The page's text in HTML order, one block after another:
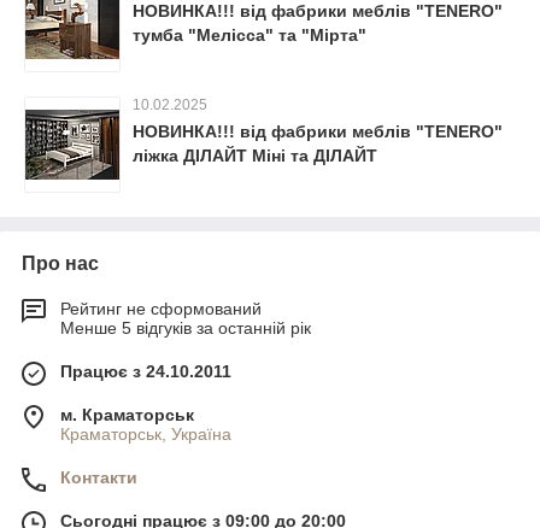
НОВИНКА!!! від фабрики меблів "TENERO"
тумба "Мелісса" та "Мірта"
10.02.2025
НОВИНКА!!! від фабрики меблів "TENERO"
ліжка ДІЛАЙТ Міні та ДІЛАЙТ
Про нас
Рейтинг не сформований
Менше 5 відгуків за останній рік
Працює з 24.10.2011
м. Краматорськ
Краматорськ, Україна
Контакти
Сьогодні працює з 09:00 до 20:00